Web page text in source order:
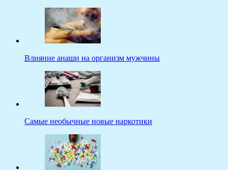
Влияние анаши на организм мужчины
Самые необычные новые наркотики